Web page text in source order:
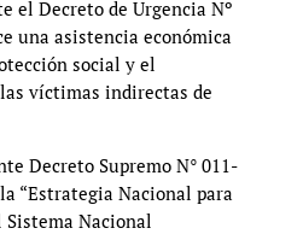
el Decreto de Urgencia Nº
una asistencia económica
social y el
víctimas indirectas de
Decreto Supremo N° 011-
“Estrategia Nacional para
Nacional